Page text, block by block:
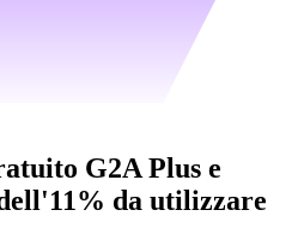
G2A Plus e
da utilizzare